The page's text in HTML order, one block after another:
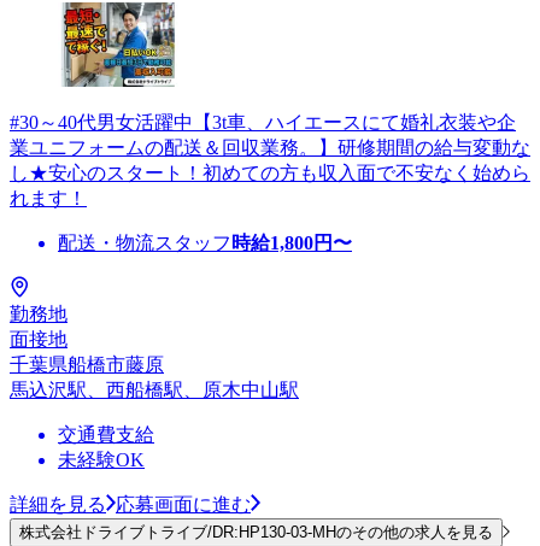
#30～40代男女活躍中【3t車、ハイエースにて婚礼衣装や企
業ユニフォームの配送＆回収業務。】研修期間の給与変動な
し★安心のスタート！初めての方も収入面で不安なく始めら
れます！
配送・物流スタッフ 時給1,800円〜
勤務地
面接地
千葉県船橋市藤原
馬込沢駅、西船橋駅、原木中山駅
交通費支給
未経験OK
詳細を見る 応募画面に進む
株式会社ドライブトライブ/DR:HP130-03-MHのその他の求人を見る